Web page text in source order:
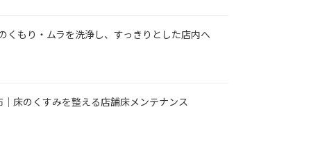
くもり・ムラを洗浄し、すっきりとした店内へ
床のくすみを整える店舗床メンテナンス